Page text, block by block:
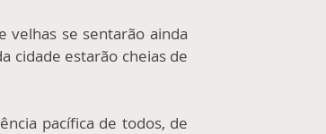
velhas se sentarão ainda
cidade estarão cheias de
pacífica de todos, de